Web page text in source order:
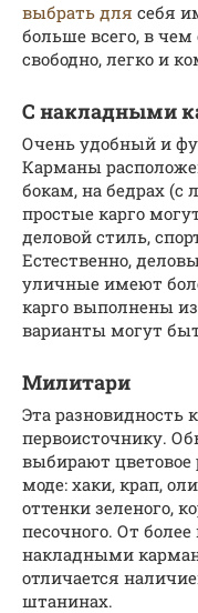
выбрать для себя
больше всего, в чем
свободно, легко и
С накладными
Очень удобный и
Карманы
бокам, на бедрах (с
простые карго
деловой стиль,
Естественно,
уличные имеют
карго выполнены
варианты могут
Милитари
Эта разновидность
первоисточнику.
выбирают цветовое
моде: хаки, крап,
оттенки зеленого,
песочного. От более
накладными
отличается
штанинах.